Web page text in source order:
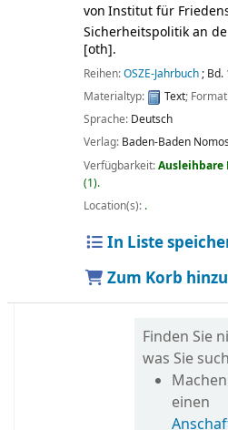
vonInstitut für
Sicherheitspolitik an
[oth].
Reihen:OSZE-Jahrbuch; Bd.
Materialtyp:
Text;
Sprache: Deutsch
Verlag: Baden-Baden
Verfügbarkeit:Ausleihbare
(1).
Location(s): .
In Liste
Zum Korb
Finden Sie
was Sie
einen